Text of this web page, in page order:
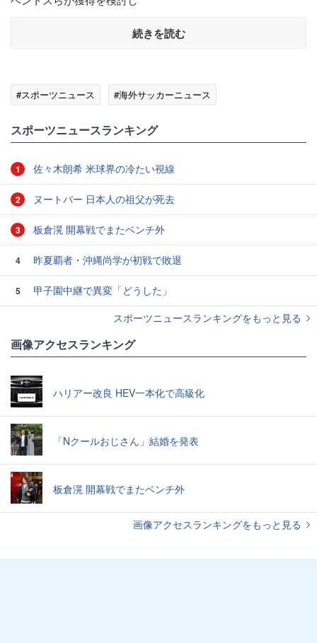
続きを読む
#スポーツニュース #海外サッカーニュース
スポーツニュースランキング
1 佐々木朗希 米球界の冷たい視線
2 ヌートバー 日本人の祖父が死去
3 板倉滉 開幕戦でまたベンチ外
4 昨夏覇者・沖縄尚学が初戦で敗退
5
甲子園中継で異変「どうした」
スポーツニュースランキングをもっと見る
画像アクセスランキング
ハリアー改良 HEV一本化で高級化
「Nクールおじさん」結婚を発表
板倉滉 開幕戦でまたベンチ外
画像アクセスランキングをもっと見る